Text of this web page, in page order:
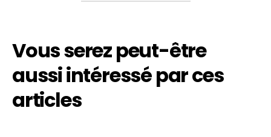
Vous serez peut-être
aussi intéressé par ces
articles